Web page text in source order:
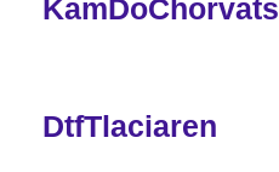
DtfTlaciaren